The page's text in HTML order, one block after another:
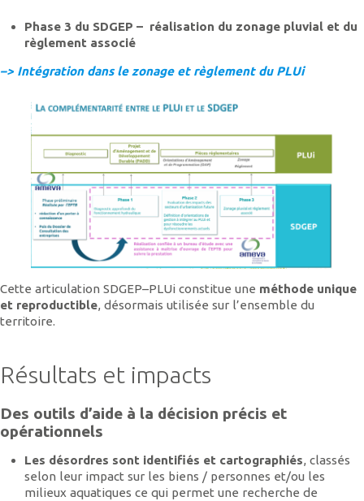
Phase 3 du SDGEP – réalisation du zonage pluvial et du
règlement associé
–> Intégration dans le zonage et règlement du PLUi
Cette articulation SDGEP–PLUi constitue une méthode unique
et reproductible, désormais utilisée sur l’ensemble du
territoire.
Résultats et impacts
Des outils d’aide à la décision précis et
opérationnels
Les désordres sont identifiés et cartographiés, classés
selon leur impact sur les biens / personnes et/ou les
milieux aquatiques ce qui permet une recherche de